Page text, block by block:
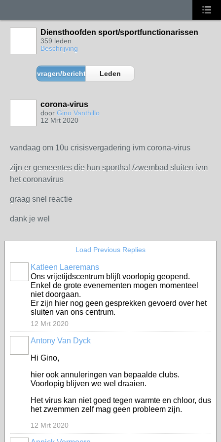
Diensthoofden sport/sportfunctionarissen
359 leden
Beschrijving
vragen/berichten Leden
corona-virus
door Gino Vanthillo
12 Mrt 2020
vandaag om 10u crisisvergadering ivm corona-virus
zijn er gemeentes die hun sporthal /zwembad sluiten ivm
het coronavirus
graag snel reactie
dank je wel
Load Previous Replies
Katleen Laeremans
Ons vrijetijdscentrum blijft voorlopig geopend.
Enkel de grote evenementen mogen momenteel
niet doorgaan.
Er zijn hier nog geen gesprekken gevoerd over het
sluiten van ons centrum.
12 Mrt 2020
Antony Van Dyck
Hi Gino,
hier ook annuleringen van bepaalde clubs.
Voorlopig blijven we wel draaien.
Het virus kan niet goed tegen warmte en chloor, dus
het zwemmen zelf mag geen probleem zijn.
12 Mrt 2020